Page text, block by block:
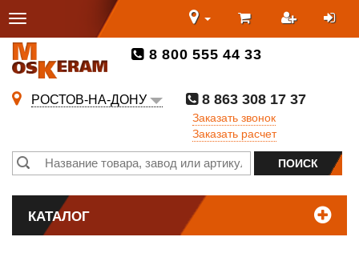
8 800 555 44 33
РОСТОВ-НА-ДОНУ
8 863 308 17 37
Заказать звонок
Заказать расчет
КАТАЛОГ